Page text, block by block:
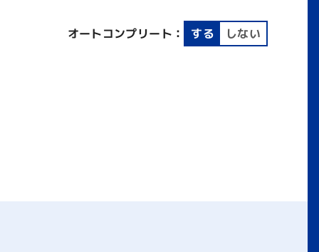
オートコンプリート： する しない